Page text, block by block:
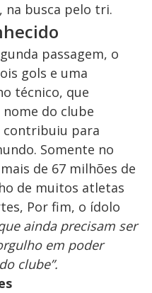
na busca pelo tri.
passagem, o
gols e uma
técnico, que
do clube
contribuiu para
Somente no
de 67 milhões de
de muitos atletas
Por fim, o ídolo
ainda precisam ser
em poder
clube”.